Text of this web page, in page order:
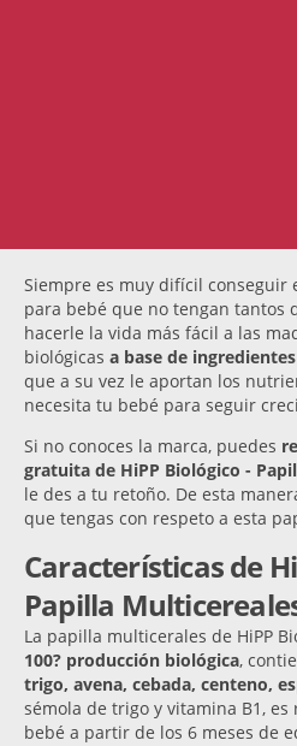
Siempre es muy difícil conseguir
para bebé que no tengan tantos
hacerle la vida más fácil a las
biológicas a base de
que a su vez le aportan los
necesita tu bebé para seguir
Si no conoces la marca, puedes
gratuita de HiPP Biológico -
le des a tu retoño. De esta
que tengas con respeto a esta
Características de
Papilla
La papilla multicerales de HiPP
100? producción biológica,
trigo, avena, cebada, centeno,
sémola de trigo y vitamina B1,
bebé a partir de los 6 meses de